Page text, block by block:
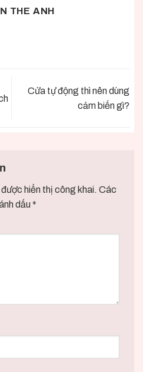
THE ANH
Cửa tự động thì nên dùng
cảm biến gì?
hiển thị công khai. Các
dấu *